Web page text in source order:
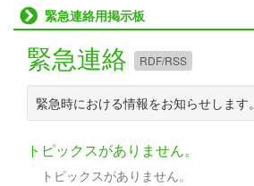
緊急連絡用掲示板
緊急連絡 RDF/RSS
緊急時における情報をお知らせします。
トピックスがありません。
トピックスがありません。